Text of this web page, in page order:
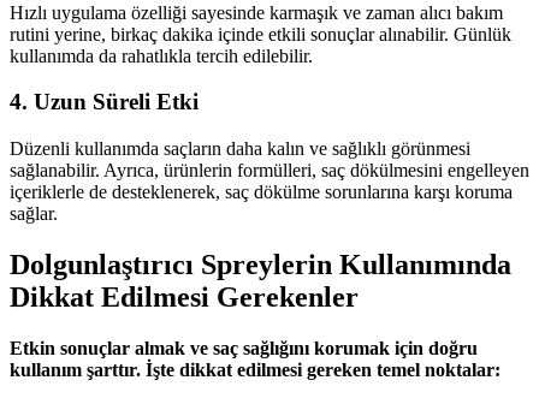
Hızlı uygulama özelliği sayesinde karmaşık ve zaman alıcı bakım
rutini yerine, birkaç dakika içinde etkili sonuçlar alınabilir. Günlük
kullanımda da rahatlıkla tercih edilebilir.
4. Uzun Süreli Etki
Düzenli kullanımda saçların daha kalın ve sağlıklı görünmesi
sağlanabilir. Ayrıca, ürünlerin formülleri, saç dökülmesini engelleyen
içeriklerle de desteklenerek, saç dökülme sorunlarına karşı koruma
sağlar.
Dolgunlaştırıcı Spreylerin Kullanımında
Dikkat Edilmesi Gerekenler
Etkin sonuçlar almak ve saç sağlığını korumak için doğru
kullanım şarttır. İşte dikkat edilmesi gereken temel noktalar: